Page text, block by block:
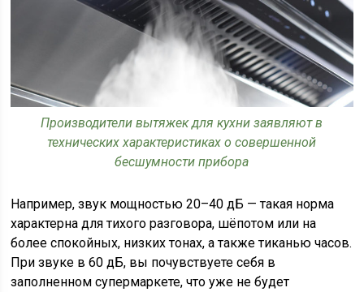
Производители вытяжек для кухни заявляют в
технических характеристиках о совершенной
бесшумности прибора
Например, звук мощностью 20–40 дБ — такая норма
характерна для тихого разговора, шёпотом или на
более спокойных, низких тонах, а также тиканью часов.
При звуке в 60 дБ, вы почувствуете себя в
заполненном супермаркете, что уже не будет